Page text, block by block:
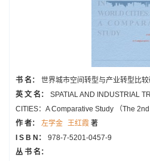
书 名：
世界城市空间转型与产业转型比较
英 文 名：
SPATIAL AND INDUSTRIAL
CITIES：A Comparative Study （The 2nd
作 者：
左学金 王红霞 著
I S B N：
978-7-5201-0457-9
丛 书 名：